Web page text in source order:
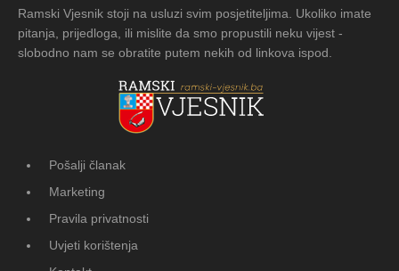
Ramski Vjesnik stoji na usluzi svim posjetiteljima. Ukoliko imate
pitanja, prijedloga, ili mislite da smo propustili neku vijest -
slobodno nam se obratite putem nekih od linkova ispod.
Pošalji članak
Marketing
Pravila privatnosti
Uvjeti korištenja